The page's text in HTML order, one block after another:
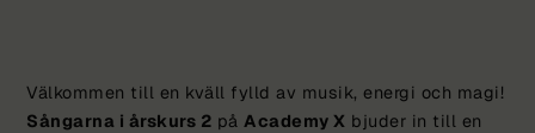
Välkommen till en kväll fylld av musik, energi och magi!
Sångarna i årskurs 2 påAcademy X bjuder in till en